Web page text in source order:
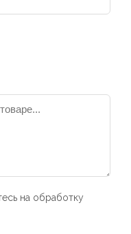
на обработку